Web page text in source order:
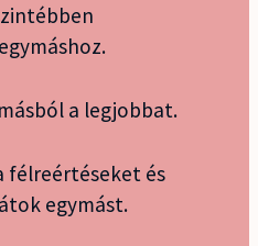
a legjobbat.
félreértéseket és
egymást.